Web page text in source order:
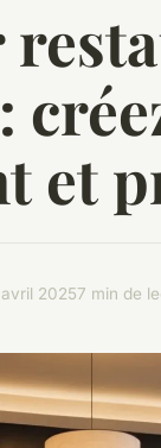
et
20257 min de